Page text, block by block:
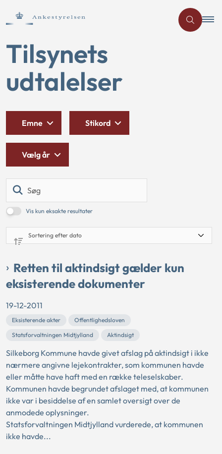
Tilsynets
udtalelser
Vis kun eksakte resultater
Emne Stikord
Vælg år
Retten til aktindsigt gælder kun
eksisterende dokumenter
19-12-2011
Eksisterende akter
Offentlighedsloven
Statsforvaltningen Midtjylland
Aktindsigt
Silkeborg Kommune havde givet afslag på aktindsigt i ikke
nærmere angivne lejekontrakter, som kommunen havde
eller måtte have haft med en række teleselskaber.
Kommunen havde begrundet afslaget med, at kommunen
ikke var i besiddelse af en samlet oversigt over de
anmodede oplysninger.
Statsforvaltningen Midtjylland vurderede, at kommunen
ikke havde...